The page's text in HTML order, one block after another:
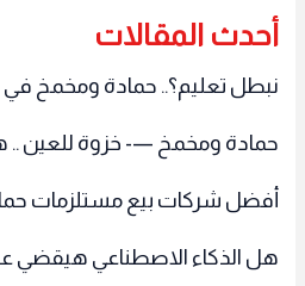
أحدث المقالات
نبطل تعليم؟.. حمادة ومخمخ في
حمادة ومخمخ —- خزوة للعين
أفضل شركات بيع مستلزمات
هل الذكاء الاصطناعي هيقضي